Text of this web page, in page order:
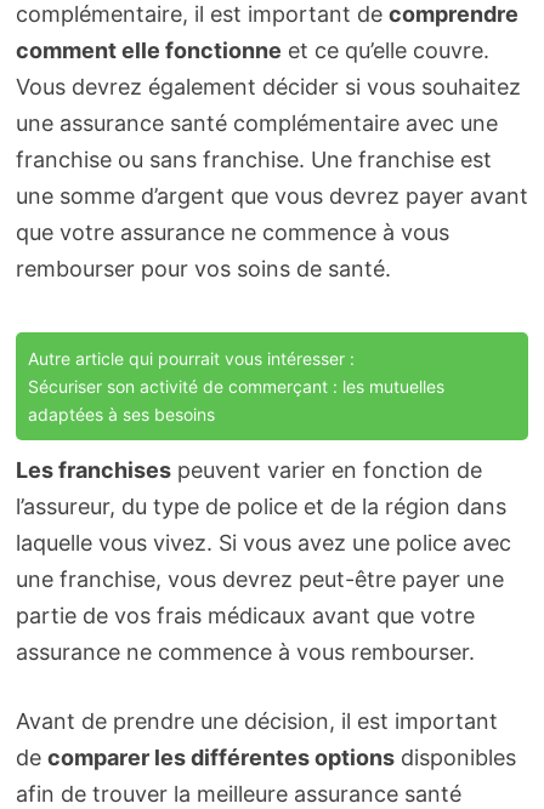
complémentaire, il est important de comprendre
comment elle fonctionne et ce qu’elle couvre.
Vous devrez également décider si vous souhaitez
une assurance santé complémentaire avec une
franchise ou sans franchise. Une franchise est
une somme d’argent que vous devrez payer avant
que votre assurance ne commence à vous
rembourser pour vos soins de santé.
Autre article qui pourrait vous intéresser :
Sécuriser son activité de commerçant : les mutuelles
adaptées à ses besoins
Les franchisespeuvent varier en fonction de
l’assureur, du type de police et de la région dans
laquelle vous vivez. Si vous avez une police avec
une franchise, vous devrez peut-être payer une
partie de vos frais médicaux avant que votre
assurance ne commence à vous rembourser.
Avant de prendre une décision, il est important
de comparer les différentes optionsdisponibles
afin de trouver la meilleure assurance santé